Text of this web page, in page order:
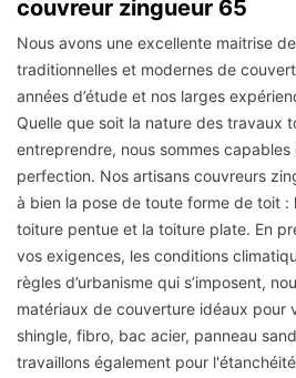
couvreur zingueur 65
Nous avons une excellente maitrise
traditionnelles et modernes de
années d’étude et nos larges
Quelle que soit la nature des travaux
entreprendre, nous sommes
perfection. Nos artisans couvreurs
à bien la pose de toute forme de toit :
toiture pentue et la toiture plate. En
vos exigences, les conditions
règles d’urbanisme qui s’imposent,
matériaux de couverture idéaux pour
shingle, fibro, bac acier, panneau
travaillons également pour